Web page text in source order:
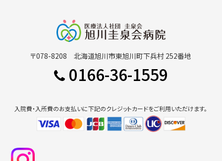
〒078-8208 北海道旭川市東旭川町下兵村 252番地
0166-36-1559
入院費・入所費のお支払いに下記のクレジットカードをご利用いただけます。